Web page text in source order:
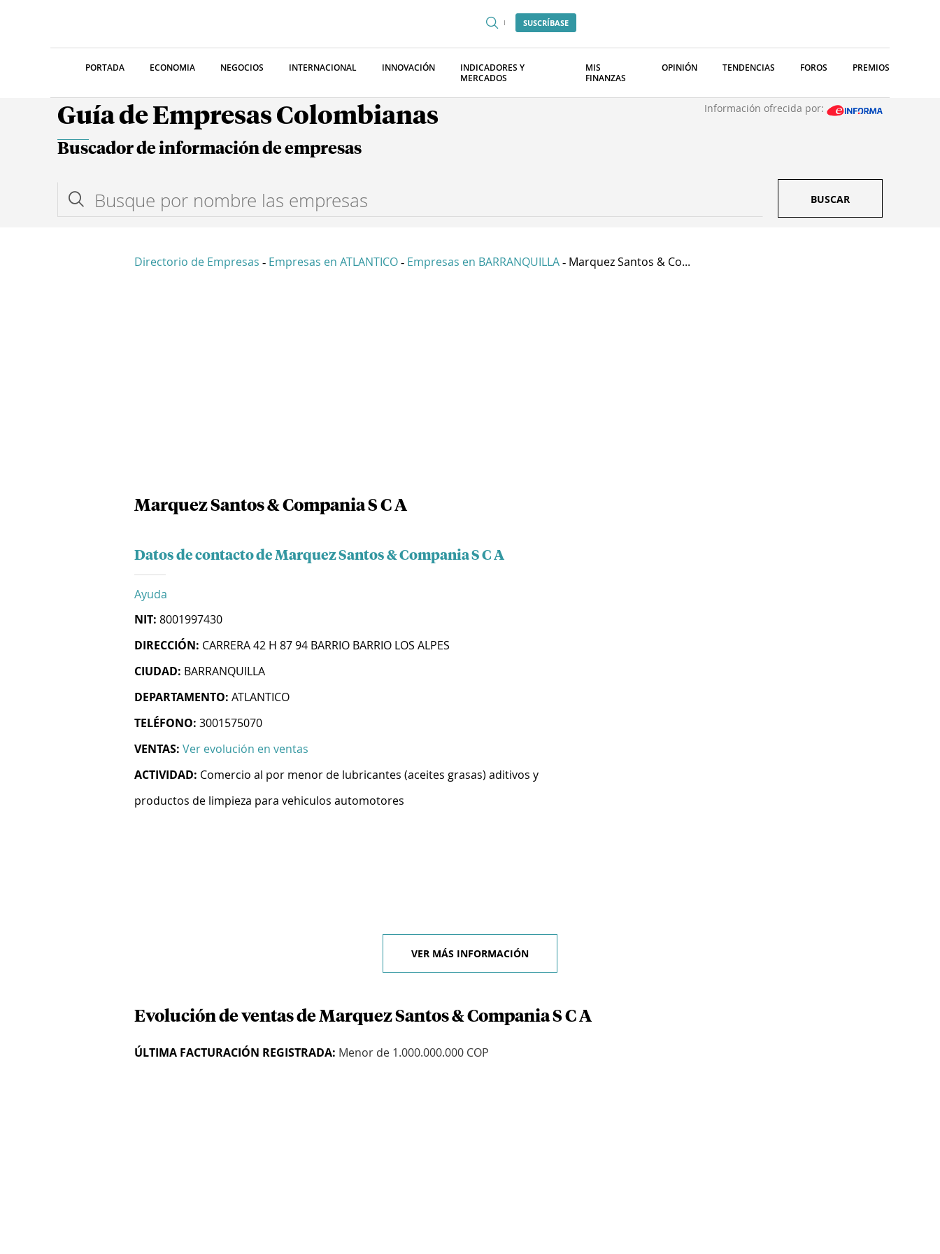
SUSCRÍBASE
PORTADA ECONOMIA NEGOCIOS INTERNACIONAL INNOVACIÓN
INDICADORES Y
MERCADOS
MIS
FINANZAS
OPINIÓN TENDENCIAS FOROS PREMIOS
Guía de Empresas Colombianas Información ofrecida por:
Buscador de información de empresas
BUSCAR
Directorio de Empresas - Empresas en ATLANTICO - Empresas en BARRANQUILLA - Marquez Santos & Co...
Marquez Santos & Compania S C A
Datos de contacto de Marquez Santos & Compania S C A
Ayuda
NIT: 8001997430
DIRECCIÓN: CARRERA 42 H 87 94 BARRIO BARRIO LOS ALPES
CIUDAD: BARRANQUILLA
DEPARTAMENTO: ATLANTICO
TELÉFONO: 3001575070
VENTAS: Ver evolución en ventas
ACTIVIDAD: Comercio al por menor de lubricantes (aceites grasas) aditivos y
productos de limpieza para vehiculos automotores
VER MÁS INFORMACIÓN
Evolución de ventas de Marquez Santos & Compania S C A
ÚLTIMA FACTURACIÓN REGISTRADA: Menor de 1.000.000.000 COP